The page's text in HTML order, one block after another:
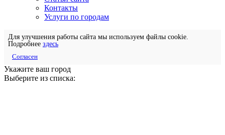
Контакты
Услуги по городам
Для улучшения работы сайта мы используем файлы cookie.
Подробнее здесь
Согласен
Укажите ваш город
Выберите из списка: